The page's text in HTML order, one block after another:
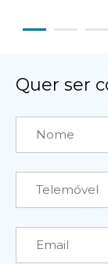
Quer ser